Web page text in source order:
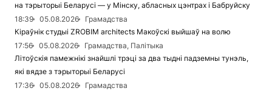
на тэрыторыі Беларусі — у Мінску, абласных цэнтрах і Бабруйску
18:39
05.08.2026
Грамадства
Кіраўнік студыі ZROBIM architects Макоўскі выйшаў на волю
17:56
05.08.2026
Грамадства, Палітыка
Літоўскія памежнікі знайшлі трэці за два тыдні падземны тунэль,
які вядзе з тэрыторыі Беларусі
17:36
05.08.2026
Грамадства